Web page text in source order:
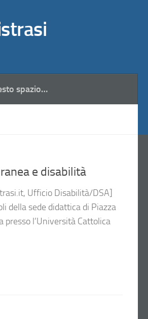
spazio…
e disabilità
Ufficio Disabilità/DSA]
della sede didattica di Piazza
presso l’Università Cattolica